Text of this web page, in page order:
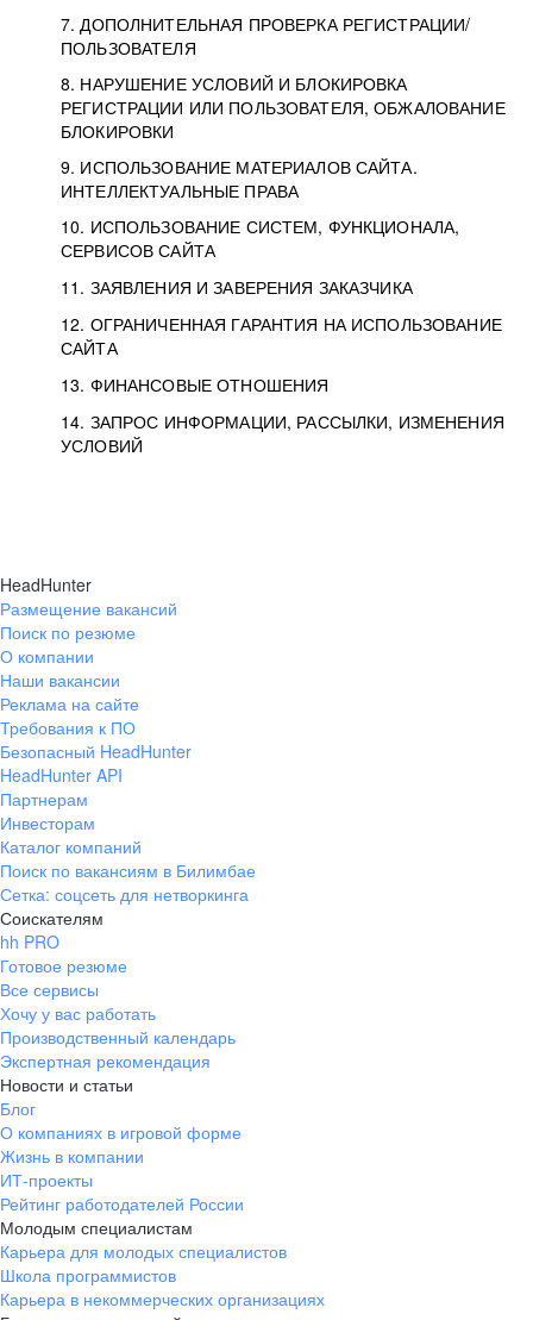
7. ДОПОЛНИТЕЛЬНАЯ ПРОВЕРКА РЕГИСТРАЦИИ/
ПОЛЬЗОВАТЕЛЯ
8. НАРУШЕНИЕ УСЛОВИЙ И БЛОКИРОВКА
РЕГИСТРАЦИИ ИЛИ ПОЛЬЗОВАТЕЛЯ, ОБЖАЛОВАНИЕ
БЛОКИРОВКИ
9. ИСПОЛЬЗОВАНИЕ МАТЕРИАЛОВ САЙТА.
ИНТЕЛЛЕКТУАЛЬНЫЕ ПРАВА
10. ИСПОЛЬЗОВАНИЕ СИСТЕМ, ФУНКЦИОНАЛА,
СЕРВИСОВ САЙТА
11. ЗАЯВЛЕНИЯ И ЗАВЕРЕНИЯ ЗАКАЗЧИКА
12. ОГРАНИЧЕННАЯ ГАРАНТИЯ НА ИСПОЛЬЗОВАНИЕ
САЙТА
13. ФИНАНСОВЫЕ ОТНОШЕНИЯ
14. ЗАПРОС ИНФОРМАЦИИ, РАССЫЛКИ, ИЗМЕНЕНИЯ
УСЛОВИЙ
HeadHunter
Размещение вакансий
Поиск по резюме
О компании
Наши вакансии
Реклама на сайте
Требования к ПО
Безопасный HeadHunter
HeadHunter API
Партнерам
Инвесторам
Каталог компаний
Поиск по вакансиям в Билимбае
Сетка: соцсеть для нетворкинга
Соискателям
hh PRO
Готовое резюме
Все сервисы
Хочу у вас работать
Производственный календарь
Экспертная рекомендация
Новости и статьи
Блог
О компаниях в игровой форме
Жизнь в компании
ИТ-проекты
Рейтинг работодателей России
Молодым специалистам
Карьера для молодых специалистов
Школа программистов
Карьера в некоммерческих организациях